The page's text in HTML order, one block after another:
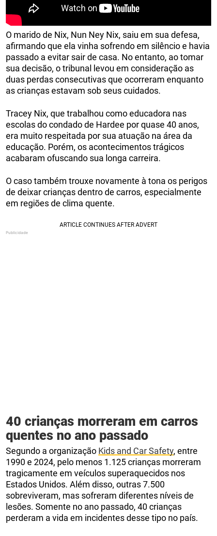
O marido de Nix, Nun Ney Nix, saiu em sua defesa,
afirmando que ela vinha sofrendo em silêncio e havia
passado a evitar sair de casa. No entanto, ao tomar
sua decisão, o tribunal levou em consideração as
duas perdas consecutivas que ocorreram enquanto
as crianças estavam sob seus cuidados.
Tracey Nix, que trabalhou como educadora nas
escolas do condado de Hardee por quase 40 anos,
era muito respeitada por sua atuação na área da
educação. Porém, os acontecimentos trágicos
acabaram ofuscando sua longa carreira.
O caso também trouxe novamente à tona os perigos
de deixar crianças dentro de carros, especialmente
em regiões de clima quente.
40 crianças morreram em carros
quentes no ano passado
Segundo a organização Kids and Car Safety, entre
1990 e 2024, pelo menos 1.125 crianças morreram
tragicamente em veículos superaquecidos nos
Estados Unidos. Além disso, outras 7.500
sobreviveram, mas sofreram diferentes níveis de
lesões. Somente no ano passado, 40 crianças
perderam a vida em incidentes desse tipo no país.